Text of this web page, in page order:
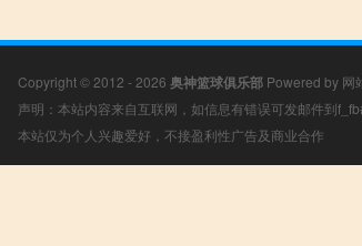
Copyright © 2012 - 2026 奥神篮球俱乐部 Powered by 网
声明：本站内容来自互联网，如信息有错误可发邮件到
本站仅为个人兴趣爱好，不接盈利性广告及商业合作